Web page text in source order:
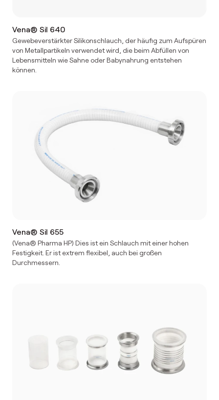
Vena® Sil 640
Gewebeverstärkter Silikonschlauch, der häufig zum Aufspüren
von Metallpartikeln verwendet wird, die beim Abfüllen von
Lebensmitteln wie Sahne oder Babynahrung entstehen
können.
Vena® Sil 655
(Vena® Pharma HP) Dies ist ein Schlauch mit einer hohen
Festigkeit. Er ist extrem flexibel, auch bei großen
Durchmessern.